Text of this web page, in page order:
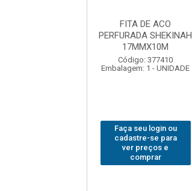
FITA DE ACO
PERFURADA SHEKINAH
17MMX10M
Código: 377410
Embalagem: 1 - UNIDADE
Faça seu login ou
cadastre-se para
ver preços e
comprar